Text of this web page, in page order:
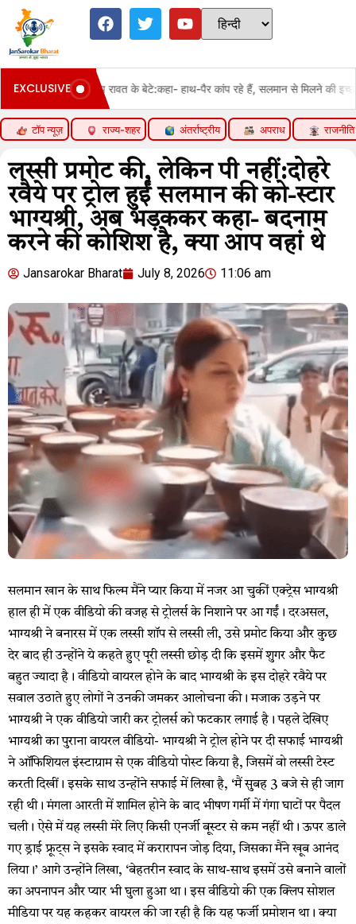
EXCLUSIVE
प्रदीप रावत के बेटे:कहा- हाथ-पैर कांप रहे हैं, सलमान से मिलने की इच्छा जताई, कहा-
टॉप न्यूज़ राज्य-शहर अंतर्राष्ट्रीय अपराध राजनीति
लस्सी प्रमोट की, लेकिन पी नहीं:दोहरे
रवैये पर ट्रोल हुईं सलमान की को-स्टार
भाग्यश्री, अब भड़ककर कहा- बदनाम
करने की कोशिश है, क्या आप वहां थे
Jansarokar Bharat July 8, 2026 11:06 am
सलमान खान के साथ फिल्म मैंने प्यार किया में नजर आ चुकीं एक्ट्रेस भाग्यश्री
हाल ही में एक वीडियो की वजह से ट्रोलर्स के निशाने पर आ गईं। दरअसल,
भाग्यश्री ने बनारस में एक लस्सी शॉप से लस्सी ली, उसे प्रमोट किया और कुछ
देर बाद ही उन्होंने ये कहते हुए पूरी लस्सी छोड़ दी कि इसमें शुगर और फैट
बहुत ज्यादा है। वीडियो वायरल होने के बाद भाग्यश्री के इस दोहरे रवैये पर
सवाल उठाते हुए लोगों ने उनकी जमकर आलोचना की। मजाक उड़ने पर
भाग्यश्री ने एक वीडियो जारी कर ट्रोलर्स को फटकार लगाई है। पहले देखिए
भाग्यश्री का पुराना वायरल वीडियो- भाग्यश्री ने ट्रोल होने पर दी सफाई भाग्यश्री
ने ऑफिशियल इंस्टाग्राम से एक वीडियो पोस्ट किया है, जिसमें वो लस्सी टेस्ट
करती दिखीं। इसके साथ उन्होंने सफाई में लिखा है, ‘मैं सुबह 3 बजे से ही जाग
रही थी। मंगला आरती में शामिल होने के बाद भीषण गर्मी में गंगा घाटों पर पैदल
चली। ऐसे में यह लस्सी मेरे लिए किसी एनर्जी बूस्टर से कम नहीं थी। ऊपर डाले
गए ड्राई फ्रूट्स ने इसके स्वाद में करारापन जोड़ दिया, जिसका मैंने खूब आनंद
लिया।’ आगे उन्होंने लिखा, ‘बेहतरीन स्वाद के साथ-साथ इसमें उसे बनाने वालों
का अपनापन और प्यार भी घुला हुआ था। इस वीडियो की एक क्लिप सोशल
मीडिया पर यह कहकर वायरल की जा रही है कि यह फर्जी प्रमोशन था। क्या